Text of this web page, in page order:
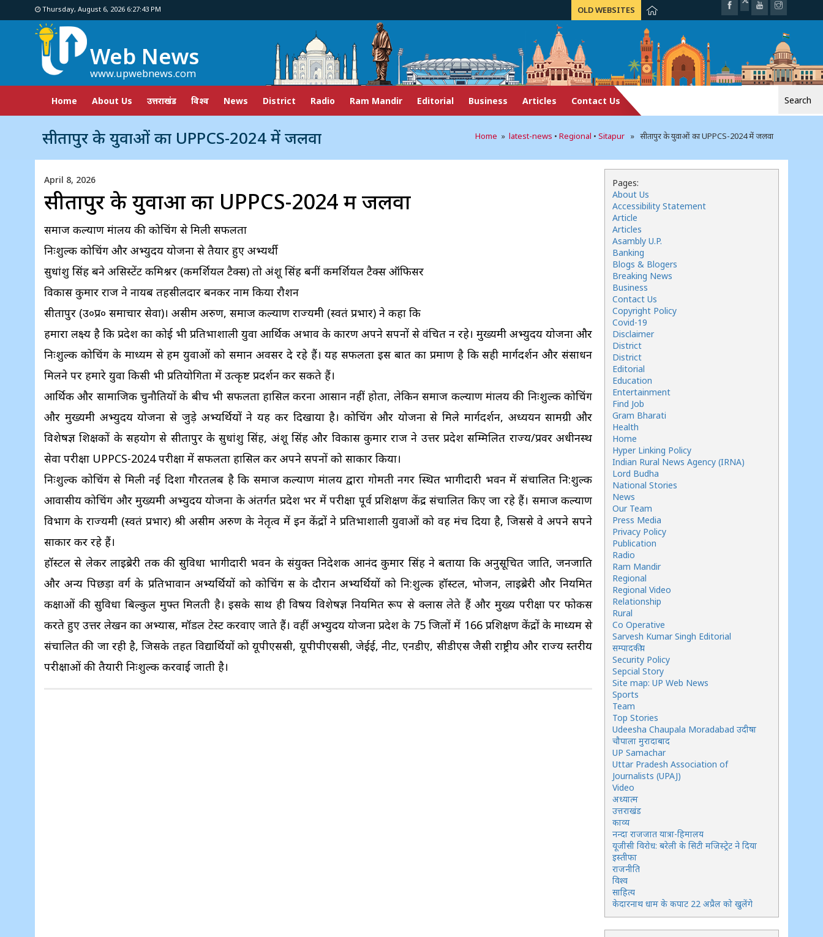
Thursday, August 6, 2026 6:27:44 PM OLD WEBSITES
Web News
www.upwebnews.com
Home About Us उत्तराखंड विश्व News District Radio Ram Mandir Editorial Business Articles Contact Us
सीतापुर के युवाओं का UPPCS-2024 में जलवा Home » latest-news • Regional • Sitapur » सीतापुर के युवाओं का UPPCS-2024 में जलवा
April 8, 2026
सीतापुर के युवाओं का UPPCS-2024 में जलवा
समाज कल्याण मंत्रालय की कोचिंग से मिली सफलता
निःशुल्क कोचिंग और अभ्युदय योजना से तैयार हुए अभ्यर्थी
सुधांशु सिंह बने असिस्टेंट कमिश्नर (कमर्शियल टैक्स) तो अंशू सिंह बनीं कमर्शियल टैक्स ऑफिसर
विकास कुमार राज ने नायब तहसीलदार बनकर नाम किया रौशन
सीतापुर (उ०प्र० समाचार सेवा)। असीम अरुण, समाज कल्याण राज्यमंत्री (स्वतंत्र प्रभार) ने कहा कि
हमारा लक्ष्य है कि प्रदेश का कोई भी प्रतिभाशाली युवा आर्थिक अभाव के कारण अपने सपनों से वंचित न रहे। मुख्यमंत्री अभ्युदय योजना और
निःशुल्क कोचिंग के माध्यम से हम युवाओं को समान अवसर दे रहे हैं। यह सफलता इस बात का प्रमाण है कि सही मार्गदर्शन और संसाधन
मिलने पर हमारे युवा किसी भी प्रतियोगिता में उत्कृष्ट प्रदर्शन कर सकते हैं।
आर्थिक और सामाजिक चुनौतियों के बीच भी सफलता हासिल करना आसान नहीं होता, लेकिन समाज कल्याण मंत्रालय की निःशुल्क कोचिंग
और मुख्यमंत्री अभ्युदय योजना से जुड़े अभ्यर्थियों ने यह कर दिखाया है। कोचिंग और योजना से मिले मार्गदर्शन, अध्ययन सामग्री और
विशेषज्ञ शिक्षकों के सहयोग से सीतापुर के सुधांशु सिंह, अंशू सिंह और विकास कुमार राज ने उत्तर प्रदेश सम्मिलित राज्य/प्रवर अधीनस्थ
सेवा परीक्षा UPPCS-2024 परीक्षा में सफलता हासिल कर अपने सपनों को साकार किया।
निःशुल्क कोचिंग से मिली नई दिशा गौरतलब है कि समाज कल्याण मंत्रालय द्वारा गोमती नगर स्थित भागीदारी भवन में संचालित नि:शुल्क
आवासीय कोचिंग और मुख्यमंत्री अभ्युदय योजना के अंतर्गत प्रदेश भर में परीक्षा पूर्व प्रशिक्षण केंद्र संचालित किए जा रहे हैं। समाज कल्याण
विभाग के राज्यमंत्री (स्वतंत्र प्रभार) श्री असीम अरुण के नेतृत्व में इन केंद्रों ने प्रतिभाशाली युवाओं को वह मंच दिया है, जिससे वे अपने सपने
साकार कर रहे हैं।
हॉस्टल से लेकर लाइब्रेरी तक की सुविधा भागीदारी भवन के संयुक्त निदेशक आनंद कुमार सिंह ने बताया कि अनुसूचित जाति, जनजाति
और अन्य पिछड़ा वर्ग के प्रतिभावान अभ्यर्थियों को कोचिंग सत्र के दौरान अभ्यर्थियों को नि:शुल्क हॉस्टल, भोजन, लाइब्रेरी और नियमित
कक्षाओं की सुविधा बिल्कुल मुफ्त मिलती है। इसके साथ ही विषय विशेषज्ञ नियमित रूप से क्लास लेते हैं और मुख्य परीक्षा पर फोकस
करते हुए उत्तर लेखन का अभ्यास, मॉडल टेस्ट करवाए जाते हैं। वहीं अभ्युदय योजना प्रदेश के 75 जिलों में 166 प्रशिक्षण केंद्रों के माध्यम से
संचालित की जा रही है, जिसके तहत विद्यार्थियों को यूपीएससी, यूपीपीएससी, जेईई, नीट, एनडीए, सीडीएस जैसी राष्ट्रीय और राज्य स्तरीय
परीक्षाओं की तैयारी निःशुल्क करवाई जाती है।
Pages:
About Us
Accessibility Statement
Article
Articles
Asambly U.P.
Banking
Blogs & Blogers
Breaking News
Business
Contact Us
Copyright Policy
Covid-19
Disclaimer
District
District
Editorial
Education
Entertainment
Find Job
Gram Bharati
Health
Home
Hyper Linking Policy
Indian Rural News Agency (IRNA)
Lord Budha
National Stories
News
Our Team
Press Media
Privacy Policy
Publication
Radio
Ram Mandir
Regional
Regional Video
Relationship
Rural
Co Operative
Sarvesh Kumar Singh Editorial
सम्पादकीय
Security Policy
Sepcial Story
Site map: UP Web News
Sports
Team
Top Stories
Udeesha Chaupala Moradabad उदीषा
चौपाला मुरादाबाद
UP Samachar
Uttar Pradesh Association of
Journalists (UPAJ)
Video
अध्यात्म
उत्तराखंड
काव्य
नन्दा राजजात यात्रा-हिमालय
यूजीसी विरोध: बरेली के सिटी मजिस्ट्रेट ने दिया
इस्तीफा
राजनीति
विश्व
साहित्य
केदारनाथ धाम के कपाट 22 अप्रैल को खुलेंगे